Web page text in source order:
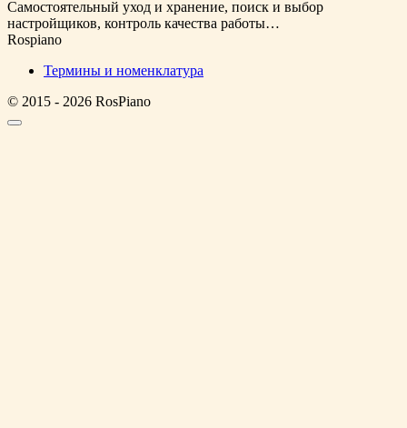
Самостоятельный уход и хранение, поиск и выбор
настройщиков, контроль качества работы…
Rospiano
Термины и номенклатура
© 2015 - 2026 RosPiano